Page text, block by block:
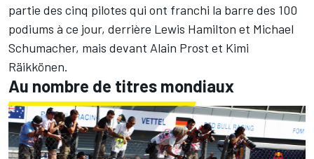
partie des cinq pilotes qui ont franchi la barre des 100
podiums à ce jour, derrière Lewis Hamilton et Michael
Schumacher, mais devant Alain Prost et Kimi
Räikkönen.
Au nombre de titres mondiaux